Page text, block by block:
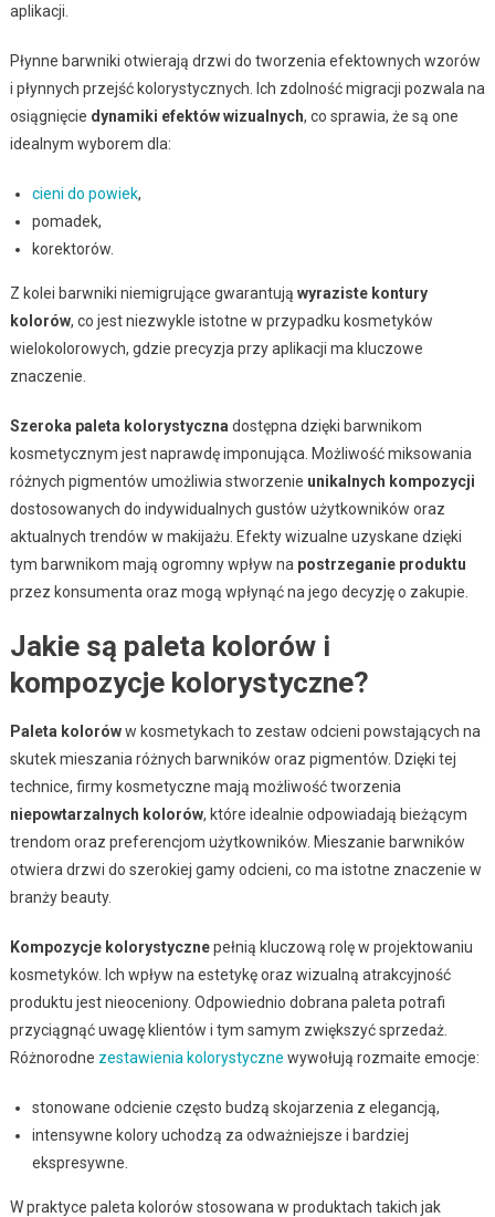
aplikacji.
Płynne barwniki otwierają drzwi do tworzenia efektownych wzorów
i płynnych przejść kolorystycznych. Ich zdolność migracji pozwala na
osiągnięcie dynamiki efektów wizualnych, co sprawia, że są one
idealnym wyborem dla:
cieni do powiek,
pomadek,
korektorów.
Z kolei barwniki niemigrujące gwarantują wyraziste kontury
kolorów, co jest niezwykle istotne w przypadku kosmetyków
wielokolorowych, gdzie precyzja przy aplikacji ma kluczowe
znaczenie.
Szeroka paleta kolorystyczna dostępna dzięki barwnikom
kosmetycznym jest naprawdę imponująca. Możliwość miksowania
różnych pigmentów umożliwia stworzenie unikalnych kompozycji
dostosowanych do indywidualnych gustów użytkowników oraz
aktualnych trendów w makijażu. Efekty wizualne uzyskane dzięki
tym barwnikom mają ogromny wpływ na postrzeganie produktu
przez konsumenta oraz mogą wpłynąć na jego decyzję o zakupie.
Jakie są paleta kolorów i
kompozycje kolorystyczne?
Paleta koloróww kosmetykach to zestaw odcieni powstających na
skutek mieszania różnych barwników oraz pigmentów. Dzięki tej
technice, firmy kosmetyczne mają możliwość tworzenia
niepowtarzalnych kolorów, które idealnie odpowiadają bieżącym
trendom oraz preferencjom użytkowników. Mieszanie barwników
otwiera drzwi do szerokiej gamy odcieni, co ma istotne znaczenie w
branży beauty.
Kompozycje kolorystycznepełnią kluczową rolę w projektowaniu
kosmetyków. Ich wpływ na estetykę oraz wizualną atrakcyjność
produktu jest nieoceniony. Odpowiednio dobrana paleta potrafi
przyciągnąć uwagę klientów i tym samym zwiększyć sprzedaż.
Różnorodne zestawienia kolorystyczne wywołują rozmaite emocje:
stonowane odcienie często budzą skojarzenia z elegancją,
intensywne kolory uchodzą za odważniejsze i bardziej
ekspresywne.
W praktyce paleta kolorów stosowana w produktach takich jak